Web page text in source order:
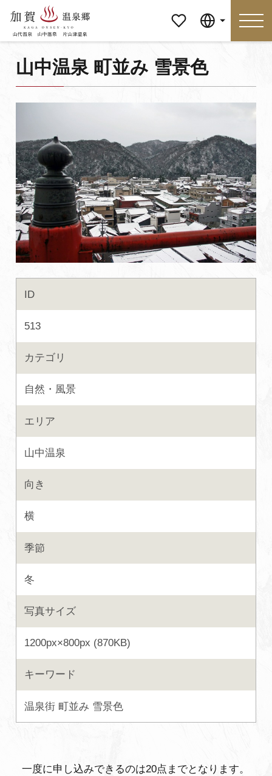
ージ
見どころ 食べる
おみやげ イベント
泊まる アクセス
マイページ
加賀に泊まって！北陸巡り♪
ご当地グルメ
加賀 旅先納税
FAQ
Language
パンフレットダウンロード
よくあるご質問・お問い合わせ
プライバシーポリシー
山中温泉 町並み 雪景色
ID
513
カテゴリ
自然・風景
エリア
山中温泉
向き
横
季節
冬
写真サイズ
1200px×800px (870KB)
キーワード
温泉街 町並み 雪景色
一度に申し込みできるのは20点までとなります。